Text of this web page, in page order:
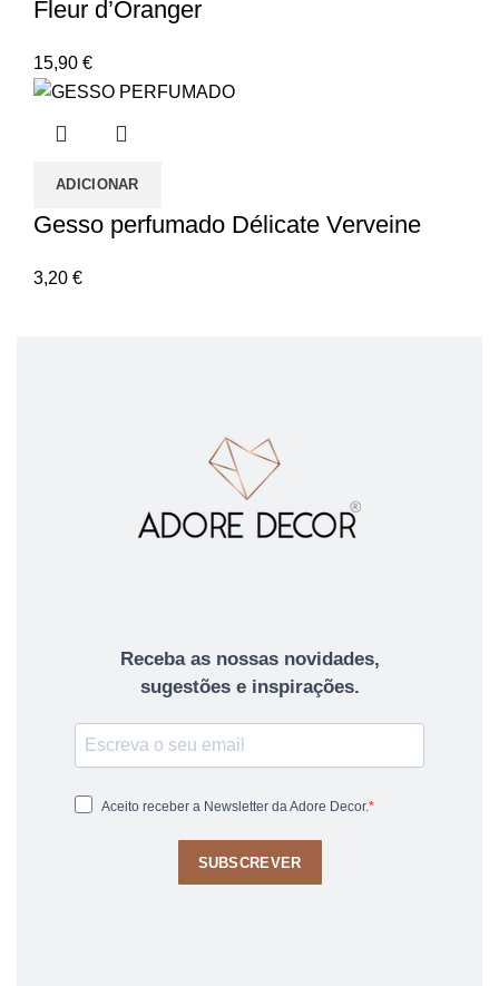
Fleur d’Oranger
15,90 €
ADICIONAR
Gesso perfumado Délicate Verveine
3,20 €
Receba as nossas novidades,
sugestões e inspirações.
Aceito receber a Newsletter da Adore Decor.
SUBSCREVER